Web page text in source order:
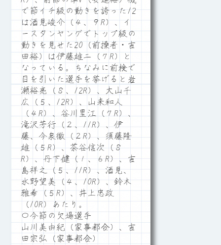
で節イチ級の動きを誇った12
は酒見峻介（４、９R）、イ
ースタンヤングでトップ級の
動きを見せた20（前操者・吉
田裕）は伊藤雄二（７R）と
なっている。ちなみに前検で
目を引いた選手を挙げると岩
瀬裕亮（８、12R）、大山千
広（５、12R）、山来和人
（４R）、谷川里江（７R）、
滝沢芳行（２、11R）、伊
藤、今泉徹（２R）、須藤隆
雄（５R）、茶谷信次（８
R）、丹下健（１、６R）、吉
島祥之（５、11R）、酒見、
水野望美（４、10R）、鈴木
雅希（５R）、井上忠政
（10R）あたり。
〇今節の欠場選手
山川美由紀（家事都合）、吉
田宗弘（家事都合）